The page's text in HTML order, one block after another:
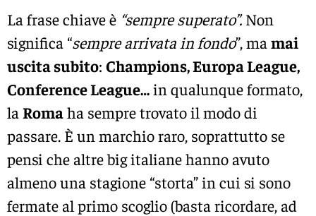
La frase chiave è “sempre superato”.Non
significa “sempre arrivata in fondo”, ma mai
uscita subito: Champions, Europa League,
Conference League…in qualunque formato,
la Romaha sempre trovato il modo di
passare. È un marchio raro, soprattutto se
pensi che altre big italiane hanno avuto
almeno una stagione “storta” in cui si sono
fermate al primo scoglio (basta ricordare, ad